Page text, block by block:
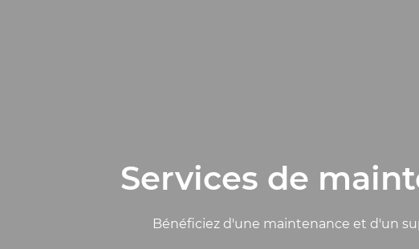
Services de
Bénéficiez d'une maintenance et d'un